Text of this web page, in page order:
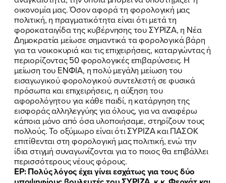
οικονομία μας. Όσον αφορά τη φορολογική μας
πολιτική, η πραγματικότητα είναι ότι μετά τη
φοροκαταιγίδα της κυβέρνησης του ΣΥΡΙΖΑ, η Νέα
Δημοκρατία μείωσε σημαντικά τα φορολογικά βάρη
για τα νοικοκυριά και τις επιχειρήσεις, καταργώντας ή
περιορίζοντας 50 φορολογικές επιβαρύνσεις. Η
μείωση του ΕΝΦΙΑ, η πολύ μεγάλη μείωση του
εισαγωγικού φορολογικού συντελεστή σε φυσικά
πρόσωπα και επιχειρήσεις, η αύξηση του
αφορολόγητου για κάθε παιδί, η κατάργηση της
εισφοράς αλληλεγγύης για όλους, για να αναφέρω
κάποια μόνο από όσα υλοποιήσαμε, στηρίζουν τους
πολλούς. Το οξύμωρο είναι ότι ΣΥΡΙΖΑ και ΠΑΣΟΚ
επιτίθενται στη φορολογική μας πολιτική, ενώ την
ίδια στιγμή συναγωνίζονται για το ποιος θα επιβάλλει
περισσότερους νέους φόρους.
ΕΡ: Πολύς λόγος έχει γίνει εσχάτως για τους δύο